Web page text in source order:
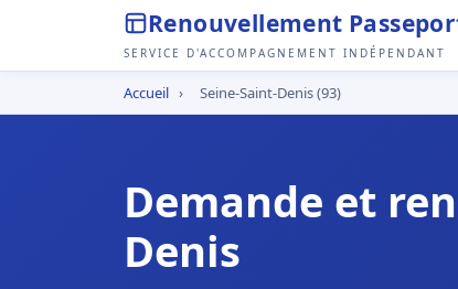
Renouvellement
SERVICE D'ACCOMPAGNEMENT INDÉPENDANT
Accueil › Seine-Saint-Denis (93)
Demande et
Denis